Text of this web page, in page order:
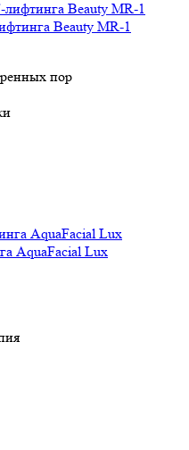
Beauty MR-1
пор
AquaFacial Lux